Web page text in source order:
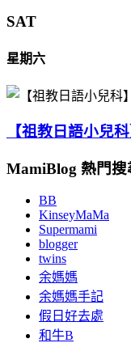
SAT
星期六
【祖教日語小兒
MamiBlog 熱門搜
BB
KinseyMaMa
Supermami
blogger
twins
余媽媽
余媽媽手記
假日好去處
和牛B